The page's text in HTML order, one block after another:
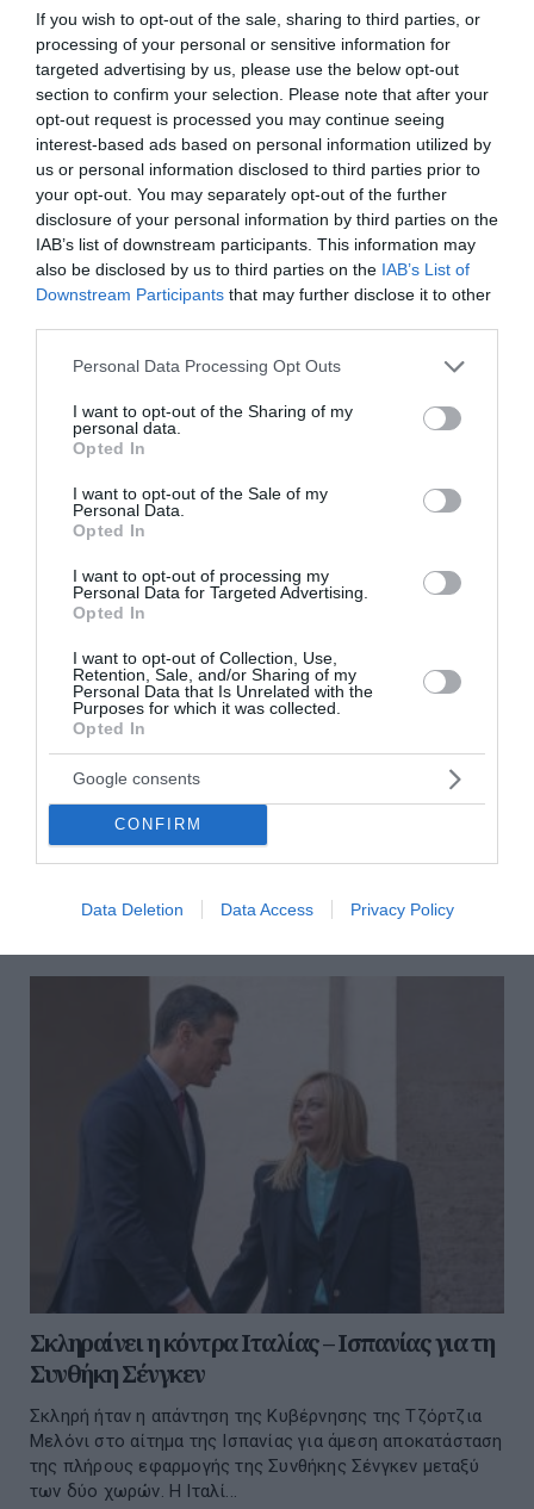
If you wish to opt-out of the sale, sharing to third parties, or
processing of your personal or sensitive information for
targeted advertising by us, please use the below opt-out
section to confirm your selection. Please note that after your
opt-out request is processed you may continue seeing
interest-based ads based on personal information utilized by
us or personal information disclosed to third parties prior to
your opt-out. You may separately opt-out of the further
disclosure of your personal information by third parties on the
IAB’s list of downstream participants. This information may
also be disclosed by us to third parties on the IAB’s List of
Downstream Participants that may further disclose it to other
Please note that this website/app uses one or more Google
not limited to your visit or usage behaviour. You may click to
grant or deny consent to Google and its third-party tags to
use your data for below specified purposes in below Google
consent section.
Personal Data Processing Opt Outs
I want to opt-out of the Sharing of my
personal data.
Opted In
I want to opt-out of the Sale of my
Personal Data.
Opted In
I want to opt-out of processing my
Personal Data for Targeted Advertising.
Opted In
I want to opt-out of Collection, Use,
Retention, Sale, and/or Sharing of my
Personal Data that Is Unrelated with the
Purposes for which it was collected.
Opted In
Google consents
CONFIRM
Data Deletion Data Access Privacy Policy
Ροή ειδήσεων
Άνδρος: Το καταπράσινο διαμάντι των Κυκλάδων που
μαγεύει κάθε επισκέπτη
Αμαζόνιος: Στο χαμηλότερο επίπεδο δεκαετίας η
αποψίλωση – Μείωση 37%
ΑΑΔΕ: Άνοιξε ξανά η πλατφόρμα myAGRO για την Ενιαία
Αίτηση Ενίσχυσης 2026 – Οι προθεσμίες για τους αγρότες
Σάντλερ ξανά με την αγαπημένη παρέα
εξαψήφια αποζημίωση από την UEFA σε γυναίκα με την
οποία φέρεται να είχε σχέση
e-ΕΦΚΑ – ΔΥΠΑ: Πληρωμές 56,7 εκατ. ευρώ έως τις 14
Αυγούστου – Ποιοι πάνε «ταμείο»
εφιαλτικό σενάριο που τρέμει η Ευρώπη
Νέα εξέλιξη στη μεγάλη υπόθεση της ρωσόφωνης μαφίας
– Δύο συλλήψεις στην Αθήνα
αναλύσεις του διαρκούν όσο ένα ηλιοβασίλεμα»
Σκληραίνει η κόντρα Ιταλίας – Ισπανίας για τη
Συνθήκη Σένγκεν
Σκληρή ήταν η απάντηση της Κυβέρνησης της Τζόρτζια
Μελόνι στο αίτημα της Ισπανίας για άμεση αποκατάσταση
της πλήρους εφαρμογής της Συνθήκης Σένγκεν μεταξύ
των δύο χωρών. Η Ιταλί...